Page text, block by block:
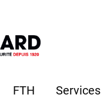
FTH Services